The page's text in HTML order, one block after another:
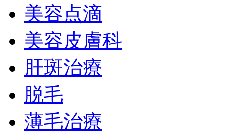
美容点滴
美容皮膚科
肝斑治療
脱毛
薄毛治療